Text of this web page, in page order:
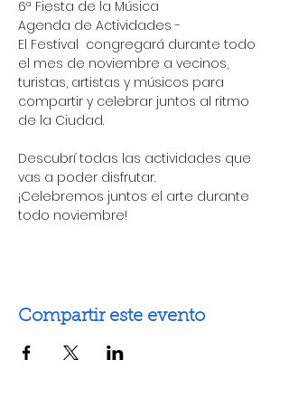
6ª Fiesta de la Música
Agenda de Actividades -
El Festival  congregará durante todo
el mes de noviembre a vecinos,
turistas, artistas y músicos para
compartir y celebrar juntos al ritmo
de la Ciudad.
Descubrí todas las actividades que
vas a poder disfrutar.
¡Celebremos juntos el arte durante
todo noviembre!
Compartir este evento